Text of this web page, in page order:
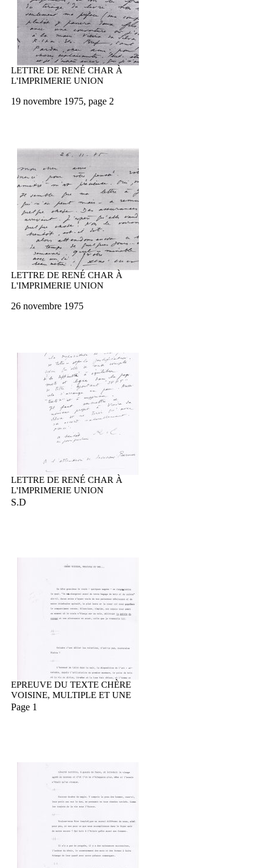
LETTRE DE RENÉ CHAR À
L'IMPRIMERIE UNION
19 novembre 1975, page 2
LETTRE DE RENÉ CHAR À
L'IMPRIMERIE UNION
26 novembre 1975
LETTRE DE RENÉ CHAR À
L'IMPRIMERIE UNION
S.D
EPREUVE DU TEXTE CHÈRE
VOISINE, MULTIPLE ET UNE
Page 1